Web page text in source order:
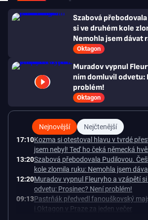
Szabová
si ve druhém kole
Nemohla jsem dávat
Oktagon
Muradov vypnul
ním domluvil odvetu:
problém!
Oktagon
Nejnovější
Nejčtenější
17:10Kozma si otestoval hlavu v tvrdé
jsem nebyl! Teď ho čeká německá
13:20Szabová přebodovala Pudilovou.
kole zlomila ruku: Nemohla jsem
12:20Muradov vypnul Fleuryho a vzápětí
odvetu: Prosinec? Není problém!
09:13Pastrňák předvedl fanouškovský
i Oktagon v Praze za jeden večer